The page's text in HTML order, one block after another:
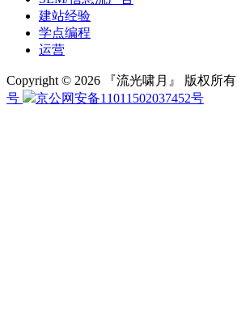
建站经验
学点编程
运营
Copyright © 2026 『流光啸月』 版权所有
号
京公网安备11011502037452号